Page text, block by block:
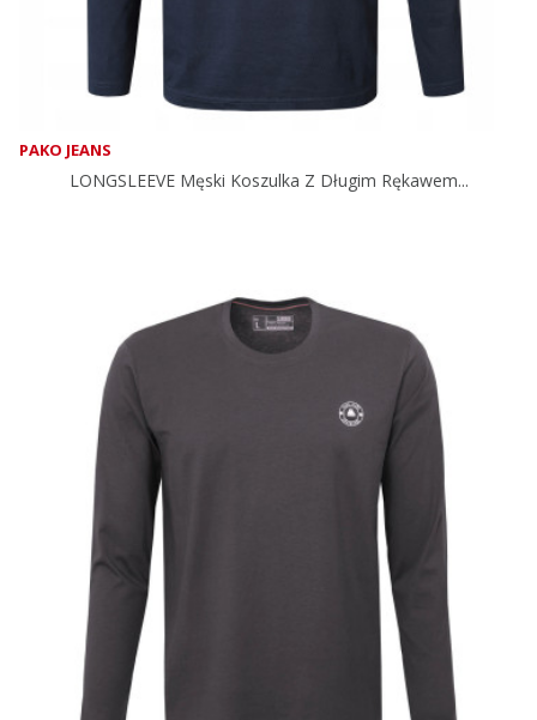
PAKO JEANS
LONGSLEEVE Męski Koszulka Z Długim Rękawem...